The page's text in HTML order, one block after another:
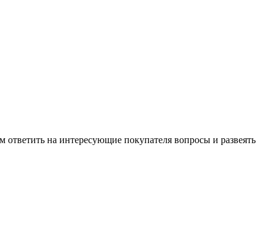
на интересующие покупателя вопросы и развеять